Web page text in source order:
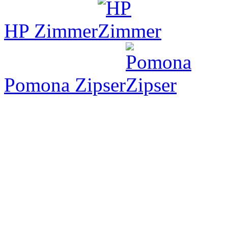
HP Zimmer
Pomona Zipser